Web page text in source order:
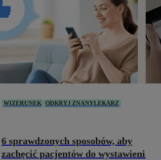
WIZERUNEK ODKRYJ ZNANYLEKARZ
6 sprawdzonych sposobów, aby
zachęcić pacjentów do wystawienia